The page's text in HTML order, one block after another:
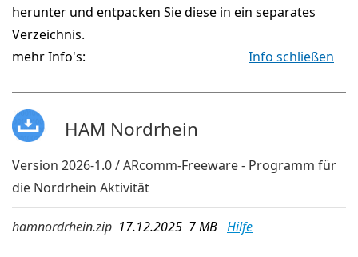
herunter und entpacken Sie diese in ein separates
Verzeichnis.
mehr Info's:
Info schließen
HAM Nordrhein
Version 2026-1.0 / ARcomm-Freeware - Programm für
die Nordrhein Aktivität
hamnordrhein.zip 17.12.2025 7 MB Hilfe